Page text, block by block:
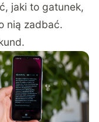
jaki to gatunek,
nią zadbać.